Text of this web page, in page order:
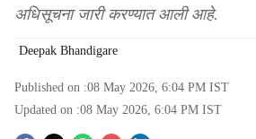
अधिसूचना जारी करण्यात आली आहे.
Deepak Bhandigare
Published on :08 May 2026, 6:04 PM IST
Updated on :08 May 2026, 6:04 PM IST